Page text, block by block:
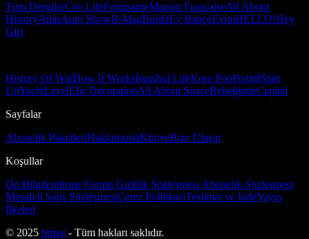
Tüm DergilerCeo LifeFormsanteMaison FrançaiseAll About
HistoryAtlasAuto ShowB-MagBurdaEv BahçeEvimHELLO!Hey
Girl
History Of WarHow It Worksİstanbul LifeKore PopPozitifStart
UpYachtLevelElle DecorationAll About SpaceBebeğimleCapital
Sayfalar
Abonelik PaketleriHakkımızdaKünyeBize Ulaşın
Koşullar
Ön Bilgilendirme Formu Gizlilik Sözleşmesi Abonelik Sözleşmesi
Mesafeli Satış SözleşmesiÇerez PolitikasıTeslimat ve İadeYayın
İlkeleri
© 2025 bmag - Tüm hakları saklıdır.